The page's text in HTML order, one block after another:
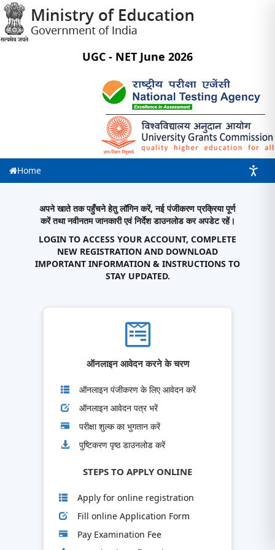
UGC - NET June 2026
Home
अपने खाते तक पहुँचने हेतु लॉगिन करें, नई पंजीकरण प्रक्रिया पूर्ण
करें तथा नवीनतम जानकारी एवं निर्देश डाउनलोड कर अपडेट रहें।
LOGIN TO ACCESS YOUR ACCOUNT, COMPLETE
NEW REGISTRATION AND DOWNLOAD
IMPORTANT INFORMATION & INSTRUCTIONS TO
STAY UPDATED.
ऑनलाइन आवेदन करने के चरण
ऑनलाइन पंजीकरण के लिए आवेदन करें
ऑनलाइन आवेदन पत्र भरें
परीक्षा शुल्क का भुगतान करें
पुष्टिकरण पृष्ठ डाउनलोड करें
STEPS TO APPLY ONLINE
Apply for online registration
Fill online Application Form
Pay Examination Fee